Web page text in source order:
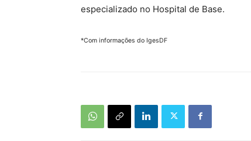
especializado no Hospital de Base.
*Com informações do IgesDF